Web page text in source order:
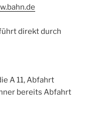
direkt durch
A 11, Abfahrt
bereits Abfahrt